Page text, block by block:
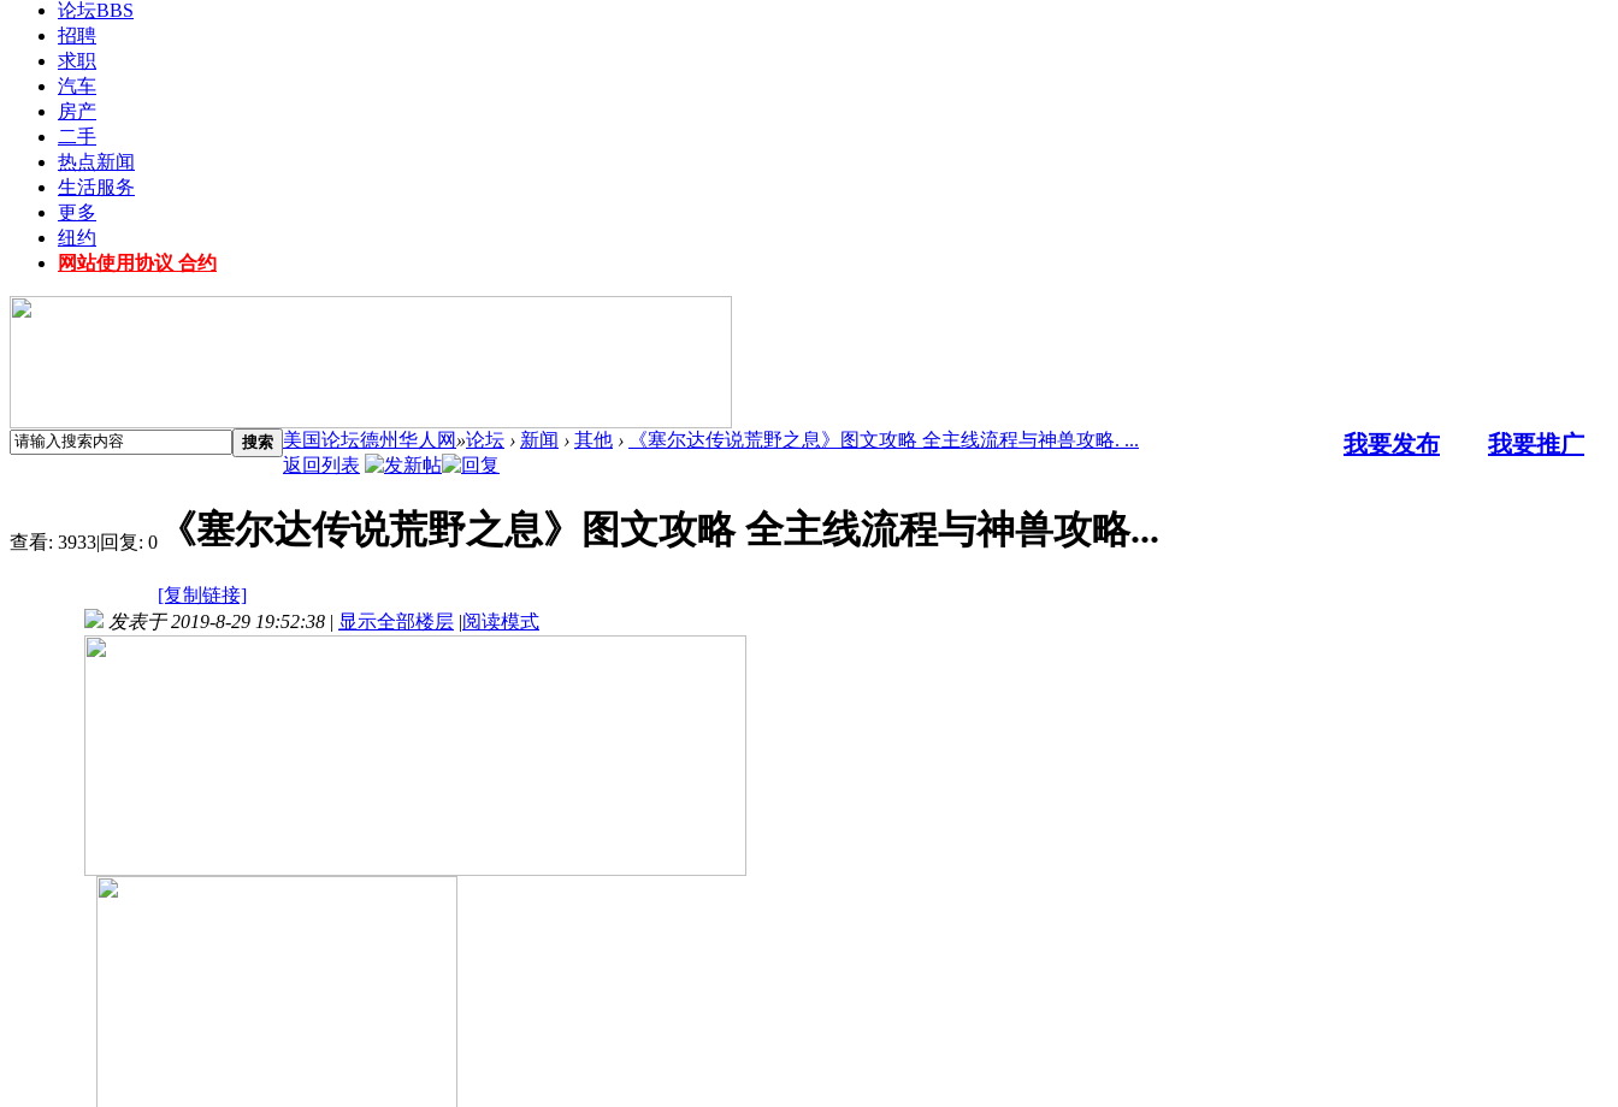
论坛BBS
招聘
求职
汽车
房产
二手
热点新闻
生活服务
更多
纽约
网站使用协议 合约
搜索 我要发布 我要推广
美国论坛德州华人网 »论坛 › 新闻 › 其他 ›
《塞尔达传说荒野之息》图文攻略 全主线流程与神兽攻略. ...
返回列表
查看: 3933|回复: 0 《塞尔达传说荒野之息》图文攻略 全主线流程与神兽攻略...
[复制链接]
发表于 2019-8-29 19:52:38 | 显示全部楼层 |阅读模式